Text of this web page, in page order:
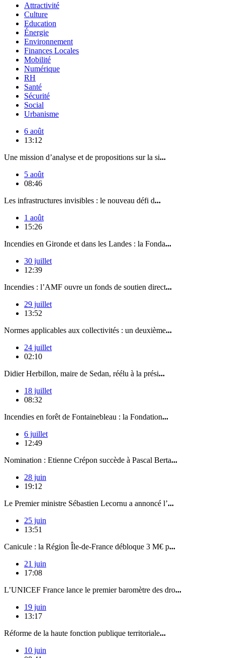
Attractivité
Culture
Education
Énergie
Environnement
Finances Locales
Mobilité
Numérique
RH
Santé
Sécurité
Social
Urbanisme
6 août
13:12
Une mission d’analyse et de propositions sur la si...
5 août
08:46
Les infrastructures invisibles : le nouveau défi d...
1 août
15:26
Incendies en Gironde et dans les Landes : la Fonda...
30 juillet
12:39
Incendies : l’AMF ouvre un fonds de soutien direct...
29 juillet
13:52
Normes applicables aux collectivités : un deuxième...
24 juillet
02:10
Didier Herbillon, maire de Sedan, réélu à la prési...
18 juillet
08:32
Incendies en forêt de Fontainebleau : la Fondation...
6 juillet
12:49
Nomination : Etienne Crépon succède à Pascal Berta...
28 juin
19:12
Le Premier ministre Sébastien Lecornu a annoncé l’...
25 juin
13:51
Canicule : la Région Île-de-France débloque 3 M€ p...
21 juin
17:08
L’UNICEF France lance le premier baromètre des dro...
19 juin
13:17
Réforme de la haute fonction publique territoriale...
10 juin